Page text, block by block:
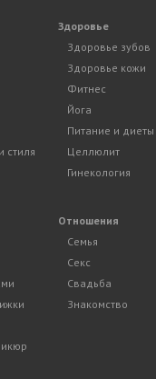
стиля
Здоровье
Здоровье зубов
Здоровье кожи
Фитнес
Йога
Питание и диеты
Целлюлит
Гинекология
Отношения
Семья
Секс
Свадьба
Знакомство